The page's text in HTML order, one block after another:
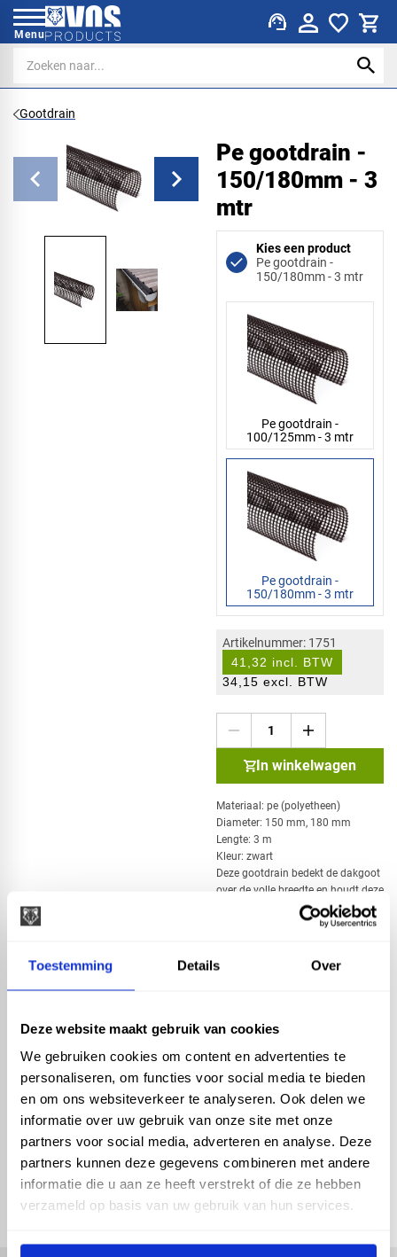
Toestemming Details Over
Deze website maakt gebruik van cookies
We gebruiken cookies om content en advertenties te
personaliseren, om functies voor social media te bieden
en om ons websiteverkeer te analyseren. Ook delen we
informatie over uw gebruik van onze site met onze
partners voor social media, adverteren en analyse. Deze
partners kunnen deze gegevens combineren met andere
informatie die u aan ze heeft verstrekt of die ze hebben
verzameld op basis van uw gebruik van hun services.
Menu support_agent
Gootdrain
Pe gootdrain -
150/180mm - 3
mtr
Kies een product
Pe gootdrain -
150/180mm - 3 mtr
Pe gootdrain -
100/125mm - 3 mtr
Pe gootdrain -
150/180mm - 3 mtr
Artikelnummer: 1751
41,32 incl. BTW
34,15 excl. BTW
In winkelwagen
​Materiaal: pe (polyetheen)
Diameter: 150 mm, 180 mm
Lengte: 3 m
Kleur: zwart
Deze gootdrain bedekt de dakgoot
over de volle breedte en houdt deze
vrij van bladeren en vuil. het is
eenvoudig te monteren en op maat
of schaar. De zelfreinigende
werking van de wind zorgt ervoor
vorstvrij. Deze specifieke gootdrain
breedte van 150 tot 180 mm en
heeft een totale lengte van 3 meter.
check_circleVanaf gratis bezorgd
check_circle Klanten geven Vos Products een 9,0/10na2662
beoordelingen
check_circle2-5 dagen levertijd